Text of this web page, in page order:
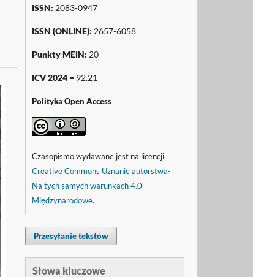
ISSN: 2083-0947
ISSN (ONLINE): 2657-6058
Punkty MEiN: 20
ICV 2024 = 92.21
Polityka Open Access
Czasopismo wydawane jest na licencji
Creative Commons Uznanie autorstwa-
Na tych samych warunkach 4.0
Międzynarodowe.
Przesyłanie tekstów
Słowa kluczowe